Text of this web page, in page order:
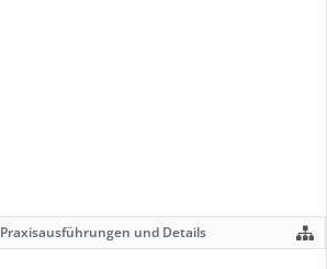
Praxisausführungen und Details